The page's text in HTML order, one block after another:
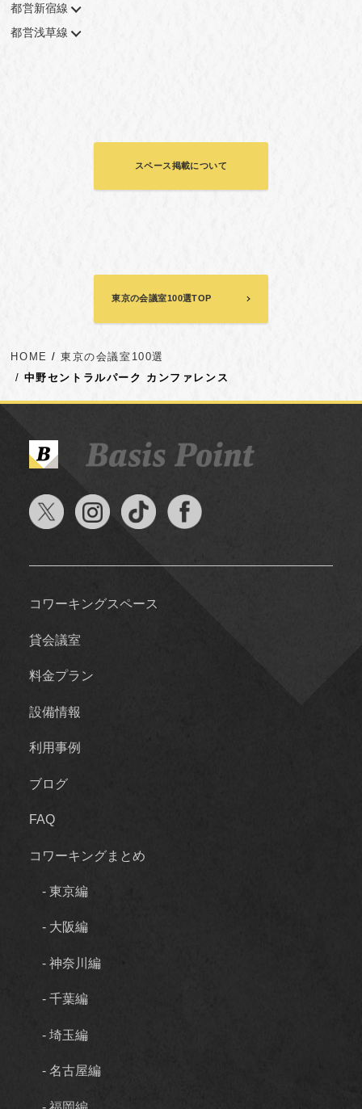
都営新宿線
都営浅草線
スペース掲載について
東京の会議室100選TOP
HOME
東京の会議室100選
中野セントラルパーク カンファレンス
コワーキングスペース
貸会議室
料金プラン
設備情報
利用事例
ブログ
FAQ
コワーキングまとめ
- 東京編
- 大阪編
- 神奈川編
- 千葉編
- 埼玉編
- 名古屋編